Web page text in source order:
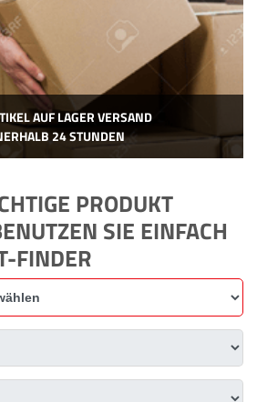
AUF LAGER VERSAND
24 STUNDEN
PRODUKT
SIE EINFACH
FINDER